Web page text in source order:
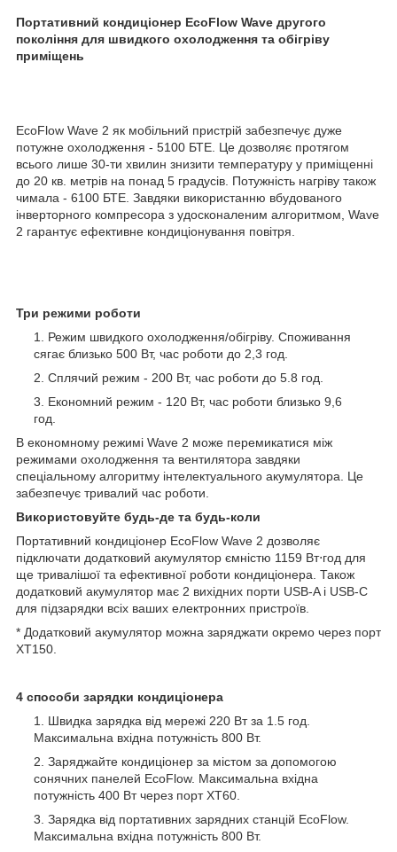
Портативний кондиціонер EcoFlow Wave другого
покоління для швидкого охолодження та обігріву
приміщень
EcoFlow Wave 2 як мобільний пристрій забезпечує дуже
потужне охолодження - 5100 БТЕ. Це дозволяє протягом
всього лише 30-ти хвилин знизити температуру у приміщенні
до 20 кв. метрів на понад 5 градусів. Потужність нагріву також
чимала - 6100 БТЕ. Завдяки використанню вбудованого
інверторного компресора з удосконаленим алгоритмом, Wave
2 гарантує ефективне кондиціонування повітря.
Три режими роботи
Режим швидкого охолодження/обігріву. Споживання
сягає близько 500 Вт, час роботи до 2,3 год.
Сплячий режим - 200 Вт, час роботи до 5.8 год.
Економний режим - 120 Вт, час роботи близько 9,6
год.
В економному режимі Wave 2 може перемикатися між
режимами охолодження та вентилятора завдяки
спеціальному алгоритму інтелектуального акумулятора. Це
забезпечує тривалий час роботи.
Використовуйте будь-де та будь-коли
Портативний кондиціонер EcoFlow Wave 2 дозволяє
підключати додатковий акумулятор ємністю 1159 Вт⋅год для
ще тривалішої та ефективної роботи кондиціонера. Також
додатковий акумулятор має 2 вихідних порти USB-A і USB-C
для підзарядки всіх ваших електронних пристроїв.
* Додатковий акумулятор можна заряджати окремо через порт
XT150.
4 способи зарядки кондиціонера
Швидка зарядка від мережі 220 Вт за 1.5 год.
Максимальна вхідна потужність 800 Вт.
Заряджайте кондиціонер за містом за допомогою
сонячних панелей EcoFlow. Максимальна вхідна
потужність 400 Вт через порт XT60.
Зарядка від портативних зарядних станцій EcoFlow.
Максимальна вхідна потужність 800 Вт.